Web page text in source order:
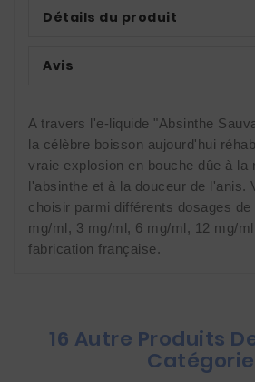
Détails du produit
Avis
A travers l'e-liquide "Absinthe
la célèbre boisson aujourd'hui
vraie explosion en bouche dûe à la
l'absinthe et à la douceur de l'anis.
choisir parmi différents dosages
mg/ml, 3 mg/ml, 6 mg/ml, 12 mg/
fabrication française.
16 Autre Produits